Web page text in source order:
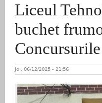
Liceul
buchet
Joi, 06/12/2025 - 21:56